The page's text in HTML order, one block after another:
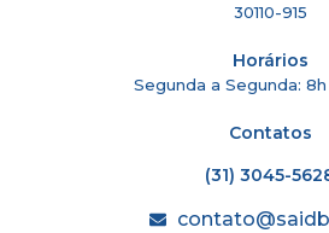
30110-915
Horários
Segunda a Segunda: 8h
Contatos
(31) 3045-